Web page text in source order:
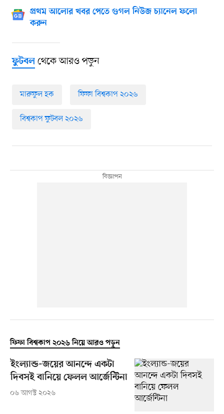
প্রথম আলোর খবর পেতে গুগল নিউজ চ্যানেল ফলো
করুন
ফুটবলথেকে আরও পড়ুন
মারুফুল হক ফিফা বিশ্বকাপ ২০২৬
বিশ্বকাপ ফুটবল ২০২৬
ফিফা বিশ্বকাপ ২০২৬ নিয়ে আরও পড়ুন
ইংল্যান্ড-জয়ের আনন্দে একটা
দিবসই বানিয়ে ফেলল আর্জেন্টিনা
০৬ আগস্ট ২০২৬